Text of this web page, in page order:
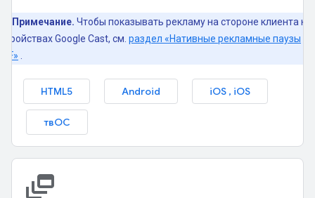
Примечание. Чтобы показывать рекламу на стороне клиента на
Google Cast, см. раздел «Нативные рекламные паузы
HTML5 Android iOS , iOS
твОС
dynamic_feed